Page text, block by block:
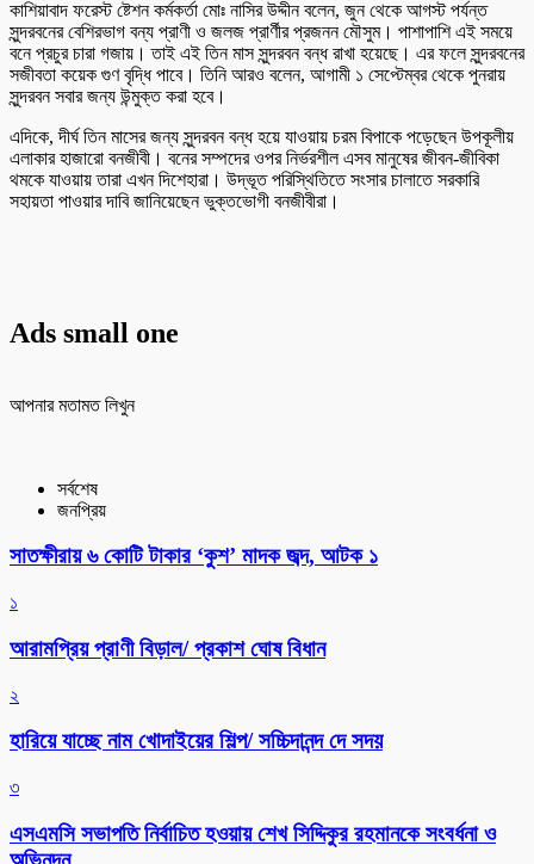
কাশিয়াবাদ ফরেস্ট ষ্টেশন কর্মকর্তা মোঃ নাসির উদ্দীন বলেন, জুন থেকে আগস্ট পর্যন্ত
সুন্দরবনের বেশিরভাগ বন্য প্রাণী ও জলজ প্রার্ণীর প্রজনন মৌসুম। পাশাপাশি এই সময়ে
বনে প্রচুর চারা গজায়। তাই এই তিন মাস সুন্দরবন বন্ধ রাখা হয়েছে। এর ফলে সুন্দরবনের
সজীবতা কয়েক গুণ বৃদ্ধি পাবে। তিনি আরও বলেন, আগামী ১ সেপ্টেম্বর থেকে পুনরায়
সুন্দরবন সবার জন্য উন্মুক্ত করা হবে।
এদিকে, দীর্ঘ তিন মাসের জন্য সুন্দরবন বন্ধ হয়ে যাওয়ায় চরম বিপাকে পড়েছেন উপকূলীয়
এলাকার হাজারো বনজীবী। বনের সম্পদের ওপর নির্ভরশীল এসব মানুষের জীবন-জীবিকা
থমকে যাওয়ায় তারা এখন দিশেহারা। উদ্ভূত পরিস্থিতিতে সংসার চালাতে সরকারি
সহায়তা পাওয়ার দাবি জানিয়েছেন ভুক্তভোগী বনজীবীরা।
Ads small one
আপনার মতামত লিখুন
সর্বশেষ
জনপ্রিয়
সাতক্ষীরায় ৬ কোটি টাকার ‘কুশ’ মাদক জব্দ, আটক ১
১
আরামপ্রিয় প্রাণী বিড়াল/ প্রকাশ ঘোষ বিধান
২
হারিয়ে যাচ্ছে নাম খোদাইয়ের শিল্প/ সচ্চিদানন্দ দে সদয়
৩
এসএমসি সভাপতি নির্বাচিত হওয়ায় শেখ সিদ্দিকুর রহমানকে সংবর্ধনা ও